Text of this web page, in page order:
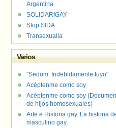
Argentina
SOLIDARIGAY
Stop SIDA
Transexualia
Varios
"Sedom. Indebidamente tuyo"
Acéptenme como soy
Acéptenme como soy
de hijos homosexuales)
Arte e Historia gay. La historia
masculino gay.